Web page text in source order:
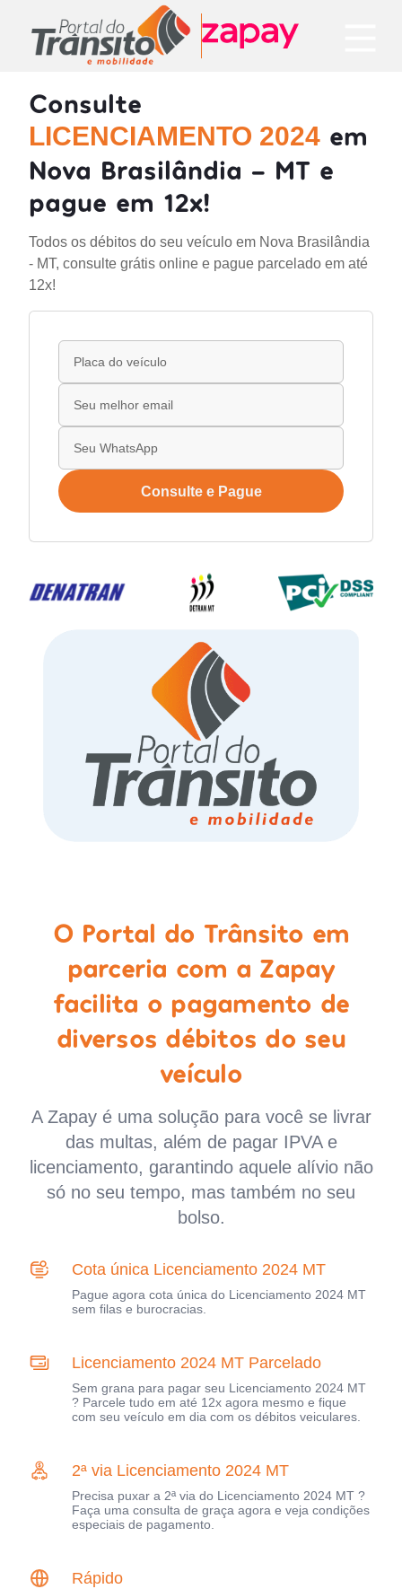
Consulte
LICENCIAMENTO 2024 em
Nova Brasilândia - MT e
pague em 12x!
Todos os débitos do seu veículo em Nova Brasilândia
- MT, consulte grátis online e pague parcelado em até
12x!
Consulte e Pague
O Portal do Trânsito em
parceria com a Zapay
facilita o pagamento de
diversos débitos do seu
veículo
A Zapay é uma solução para você se livrar
das multas, além de pagar IPVA e
licenciamento, garantindo aquele alívio não
só no seu tempo, mas também no seu
bolso.
Cota única Licenciamento 2024 MT
Pague agora cota única do Licenciamento 2024 MT
sem filas e burocracias.
Licenciamento 2024 MT Parcelado
Sem grana para pagar seu Licenciamento 2024 MT
? Parcele tudo em até 12x agora mesmo e fique
com seu veículo em dia com os débitos veiculares.
2ª via Licenciamento 2024 MT
Precisa puxar a 2ª via do Licenciamento 2024 MT ?
Faça uma consulta de graça agora e veja condições
especiais de pagamento.
Rápido